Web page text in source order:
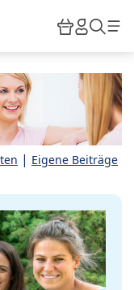
HiPP
| Eigene Beiträge